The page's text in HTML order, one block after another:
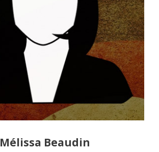
Mélissa Beaudin